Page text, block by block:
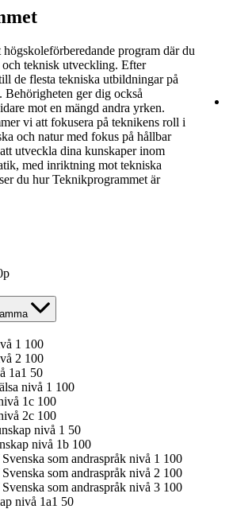
program där du
teknisk utveckling. Efter
de flesta tekniska utbildningar på
ger dig också
mot en mängd andra yrken.
vi att fokusera på teknikens roll i
och natur med fokus på hållbar
utveckla dina kunskaper inom
med inriktning mot tekniska
du hur Teknikprogrammet är
1 100
2 100
1a1 50
nivå 1 100
1c 100
2c 100
nivå 1 50
nivå 1b 100
som andraspråk nivå 1 100
som andraspråk nivå 2 100
som andraspråk nivå 3 100
nivå 1a1 50